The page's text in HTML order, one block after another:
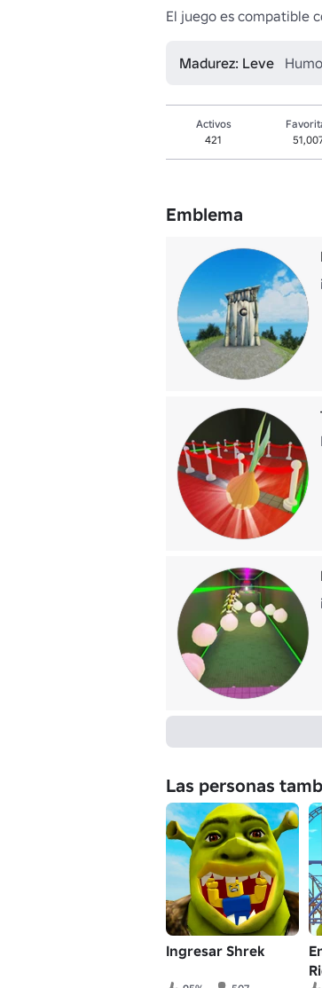
El juego es compatible
Madurez: Leve
Activos
421
Emblema
Las personas
Ingresar Shrek